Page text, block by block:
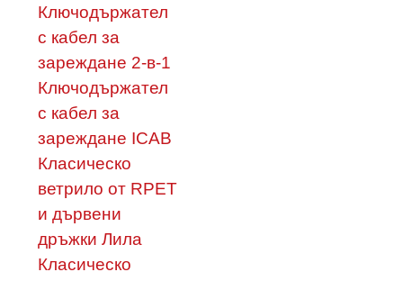
Ключодържател
с кабел за
зареждане 2-в-1
Ключодържател
с кабел за
зареждане ICAB
Класическо
ветрило от RPET
и дървени
дръжки Лила
Класическо